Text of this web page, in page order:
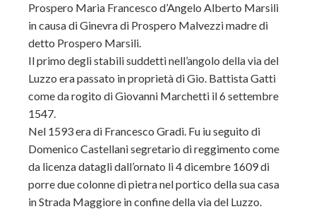
Prospero Maria Francesco d’Angelo Alberto Marsili
in causa di Ginevra di Prospero Malvezzi madre di
detto Prospero Marsili.
Il primo degli stabili suddetti nell’angolo della via del
Luzzo era passato in proprietà di Gio. Battista Gatti
come da rogito di Giovanni Marchetti il 6 settembre
1547.
Nel 1593 era di Francesco Gradi. Fu iu seguito di
Domenico Castellani segretario di reggimento come
da licenza datagli dall’ornato li 4 dicembre 1609 di
porre due colonne di pietra nel portico della sua casa
in Strada Maggiore in confine della via del Luzzo.